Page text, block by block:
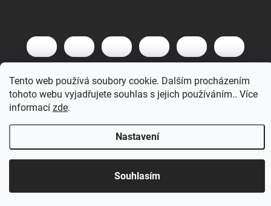
Tento web používá soubory cookie. Dalším procházením
tohoto webu vyjadřujete souhlas s jejich používáním.. Více
informací zde.
Nastavení
Souhlasím
Otevírací doba 7:30 - 16:00 hod
Vytvořil Shoptet